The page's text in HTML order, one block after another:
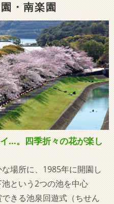
・南楽園
…。四季折々の花が楽し
場所に、1985年に開園し
という2つの池を中心
きる池泉回遊式（ちせん